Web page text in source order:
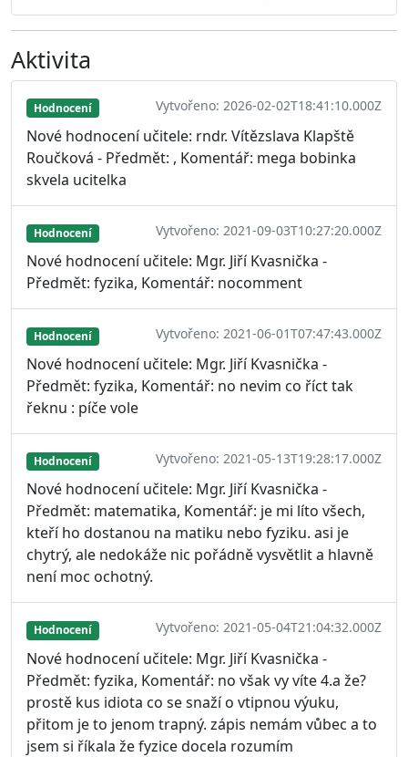
Aktivita
Hodnocení Vytvořeno: 2026-02-02T18:41:10.000Z
Nové hodnocení učitele: rndr. Vítězslava Klapště
Roučková - Předmět: , Komentář: mega bobinka
skvela ucitelka
Hodnocení Vytvořeno: 2021-09-03T10:27:20.000Z
Nové hodnocení učitele: Mgr. Jiří Kvasnička -
Předmět: fyzika, Komentář: nocomment
Hodnocení Vytvořeno: 2021-06-01T07:47:43.000Z
Nové hodnocení učitele: Mgr. Jiří Kvasnička -
Předmět: fyzika, Komentář: no nevim co říct tak
řeknu : píče vole
Hodnocení Vytvořeno: 2021-05-13T19:28:17.000Z
Nové hodnocení učitele: Mgr. Jiří Kvasnička -
Předmět: matematika, Komentář: je mi líto všech,
kteří ho dostanou na matiku nebo fyziku. asi je
chytrý, ale nedokáže nic pořádně vysvětlit a hlavně
není moc ochotný.
Hodnocení Vytvořeno: 2021-05-04T21:04:32.000Z
Nové hodnocení učitele: Mgr. Jiří Kvasnička -
Předmět: fyzika, Komentář: no však vy víte 4.a že?
prostě kus idiota co se snaží o vtipnou výuku,
přitom je to jenom trapný. zápis nemám vůbec a to
jsem si říkala že fyzice docela rozumím